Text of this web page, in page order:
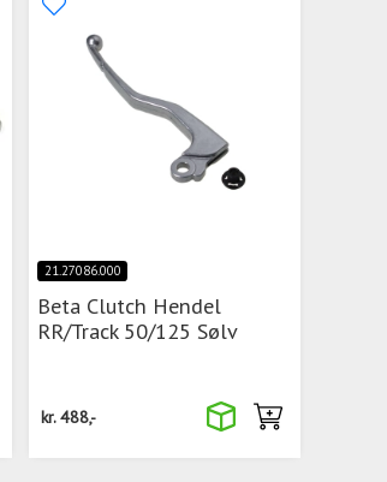
21.27086.000
Beta Clutch Hendel
RR/Track 50/125 Sølv
kr.488,-